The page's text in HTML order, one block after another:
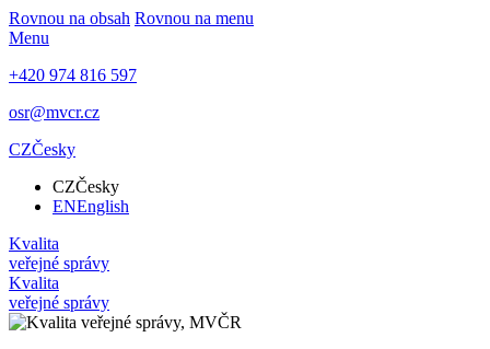
Rovnou na obsah Rovnou na menu
Menu
+420 974 816 597
osr@mvcr.cz
CZČesky
CZČesky
ENEnglish
Kvalita
veřejné správy
Kvalita
veřejné správy